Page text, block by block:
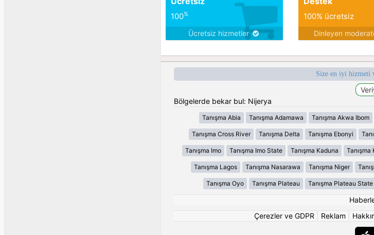
100%
Ücretsiz hizmetler
100% ücretsiz
Dinleyen
Size en iyi hizmeti
Bölgelerde bekar bul: Nijerya
Tanışma Abia Tanışma Adamawa Tanışma Akwa Ibom
Tanışma Cross River Tanışma Delta Tanışma Ebonyi
Tanışma Imo Tanışma Imo State Tanışma Kaduna Tanışma
Tanışma Lagos Tanışma Nasarawa Tanışma Niger
Tanışma Oyo Tanışma Plateau Tanışma Plateau State
Çerezler ve GDPR
Reklam